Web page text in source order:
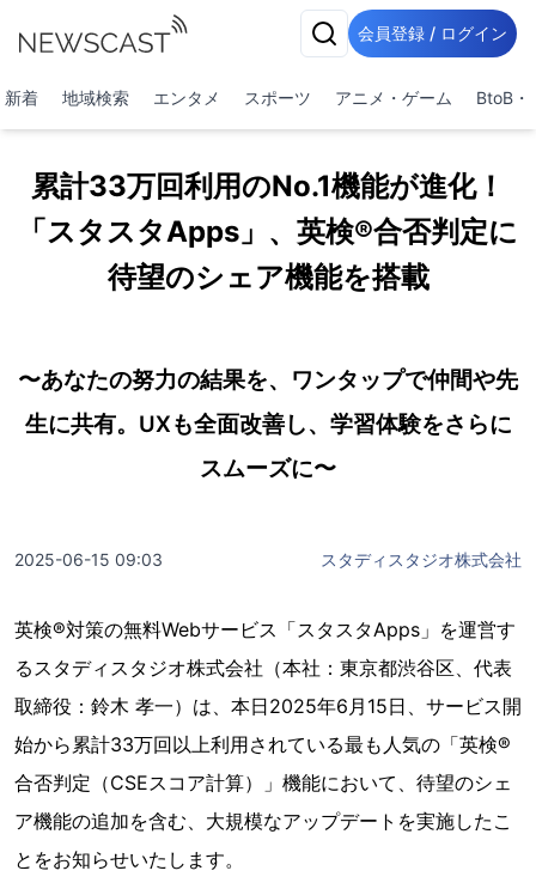
会員登録 / ログイン
新着 地域検索 エンタメ スポーツ アニメ・ゲーム BtoB・
累計33万回利用のNo.1機能が進化！
「スタスタApps」、英検®合否判定に
待望のシェア機能を搭載
〜あなたの努力の結果を、ワンタップで仲間や先
生に共有。UXも全面改善し、学習体験をさらに
スムーズに〜
2025-06-15 09:03 スタディスタジオ株式会社
英検®対策の無料Webサービス「スタスタApps」を運営す
るスタディスタジオ株式会社（本社：東京都渋谷区、代表
取締役：鈴木 孝一）は、本日2025年6月15日、サービス開
始から累計33万回以上利用されている最も人気の「英検®
合否判定（CSEスコア計算）」機能において、待望のシェ
ア機能の追加を含む、大規模なアップデートを実施したこ
とをお知らせいたします。